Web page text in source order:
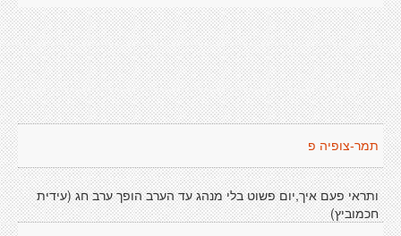
תמר-צופיה פ
ותראי פעם איך,יום פשוט בלי מנהג עד הערב הופך ערב חג (עידית
חכמוביץ)